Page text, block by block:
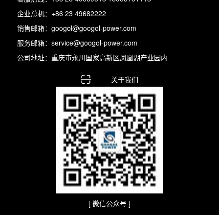
企业总机：+86 23 49682222
销售邮箱：googol@googol-power.com
服务邮箱：service@googol-power.com
公司地址：重庆市永川国家高新区凤凰湖产业园内
关于我们
[ 微信公众号 ]